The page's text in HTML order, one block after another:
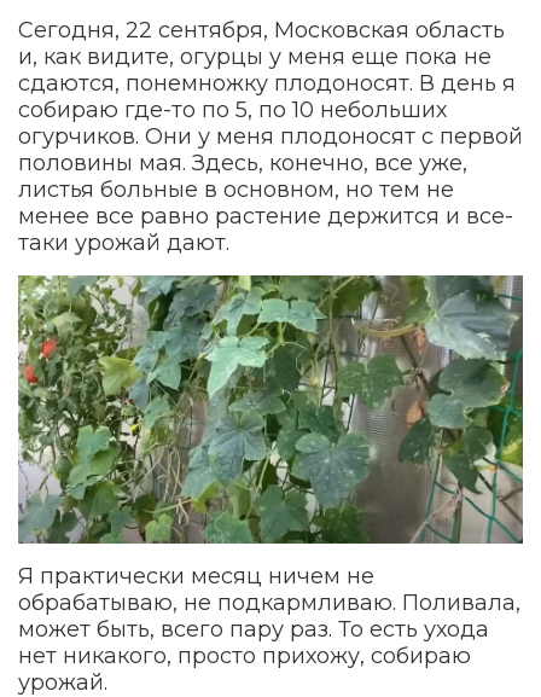
Сегодня, 22 сентября, Московская область
и, как видите, огурцы у меня еще пока не
сдаются, понемножку плодоносят. В день я
собираю где-то по 5, по 10 небольших
огурчиков. Они у меня плодоносят с первой
половины мая. Здесь, конечно, все уже,
листья больные в основном, но тем не
менее все равно растение держится и все-
таки урожай дают.
Я практически месяц ничем не
обрабатываю, не подкармливаю. Поливала,
может быть, всего пару раз. То есть ухода
нет никакого, просто прихожу, собираю
урожай.